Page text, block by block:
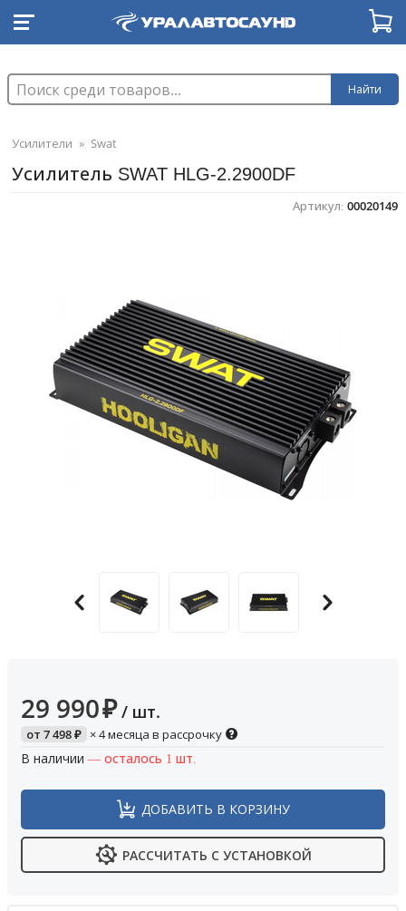
Найти
Усилители » Swat
Усилитель SWAT HLG-2.2900DF
Артикул: 00020149
29 990₽ / шт.
от 7 498₽ × 4 месяца в рассрочку
В наличии — осталось 1 шт.
ДОБАВИТЬ В КОРЗИНУ
РАССЧИТАТЬ С УСТАНОВКОЙ